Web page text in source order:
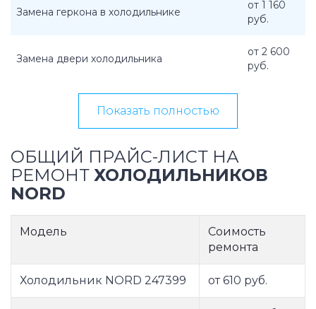
Замена геркона в холодильнике
от 1 160
руб.
Замена двери холодильника
от 2 600
руб.
Показать полностью
ОБЩИЙ ПРАЙС-ЛИСТ НА
РЕМОНТ ХОЛОДИЛЬНИКОВ
NORD
Модель
Соимость
ремонта
Холодильник NORD 247399 от 610 руб.